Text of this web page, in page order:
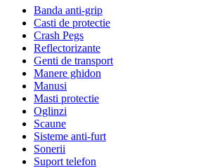
Banda anti-grip
Casti de protectie
Crash Pegs
Reflectorizante
Genti de transport
Manere ghidon
Manusi
Masti protectie
Oglinzi
Scaune
Sisteme anti-furt
Sonerii
Suport telefon